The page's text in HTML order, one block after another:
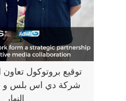
توقيع بروتوكول
شركة دي اس بلس و
النهار